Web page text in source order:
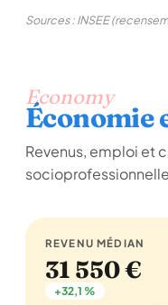
Sources : INSEE
Economy
Économie
Revenus, emploi et
REVENU MÉDIAN
31 550 €
+32,1 %